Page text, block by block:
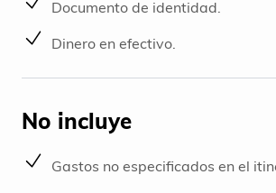
Documento de identidad.
Dinero en efectivo.
No incluye
Gastos no especificados en el